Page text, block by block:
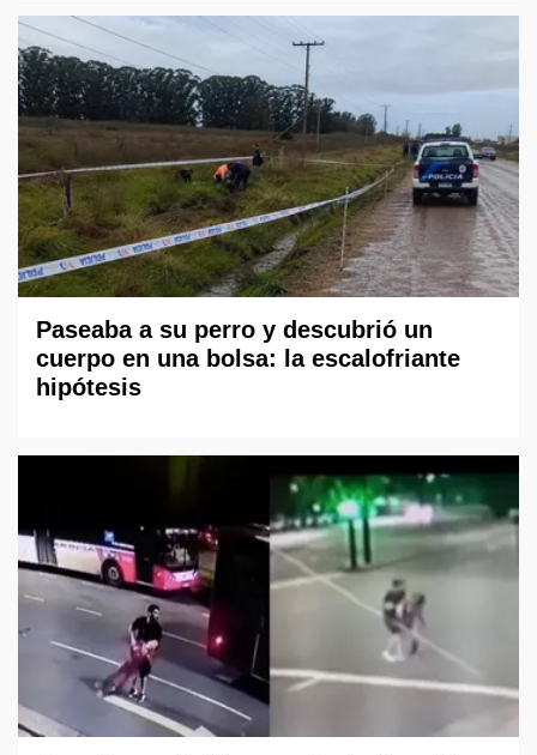
Paseaba a su perro y descubrió un
cuerpo en una bolsa: la escalofriante
hipótesis